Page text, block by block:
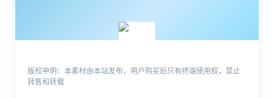
版权申明：本素材由本站发布，用户购买后只有终端使用权，禁止
转售和转载